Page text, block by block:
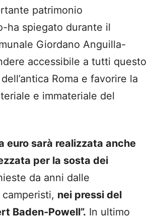
patrimonio
ha spiegato durante il
Giordano Anguilla-
accessibile a tutti questo
Roma e favorire la
e immateriale del
euro sarà realizzata anche
per la sosta dei
da anni dalle
nei pressi del
Baden-Powell”. In ultimo